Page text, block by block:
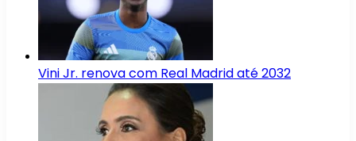
Vini Jr. renova com Real Madrid até 2032